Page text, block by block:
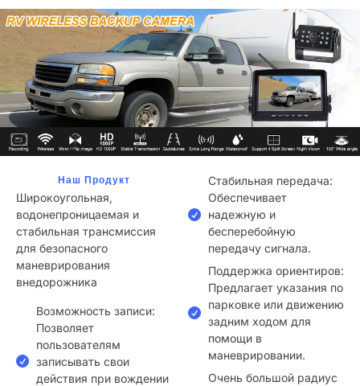
Наш Продукт
Широкоугольная,
водонепроницаемая и
стабильная трансмиссия
для безопасного
маневрирования
внедорожника
Возможность записи:
Позволяет
пользователям
записывать свои
действия при вождении
Стабильная передача:
Обеспечивает
надежную и
бесперебойную
передачу сигнала.
Поддержка ориентиров:
Предлагает указания по
парковке или движению
задним ходом для
помощи в
маневрировании.
Очень большой радиус